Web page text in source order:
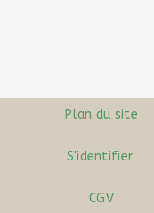
Plan du site
S'identifier
CGV